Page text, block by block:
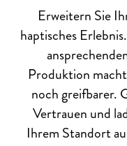
Erweitern Sie
haptisches
Produktion
noch greifbarer.
Vertrauen und
Ihrem Standort